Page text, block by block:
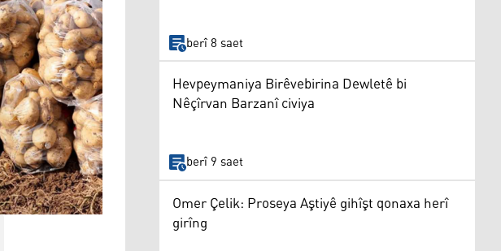
berî 8 saet
Hevpeymaniya Birêvebirina Dewletê bi
Nêçîrvan Barzanî civiya
berî 9 saet
Omer Çelik: Proseya Aştiyê gihîşt qonaxa herî
girîng